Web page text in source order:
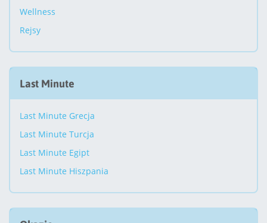
Wellness
Rejsy
Last Minute
Last Minute Grecja
Last Minute Turcja
Last Minute Egipt
Last Minute Hiszpania